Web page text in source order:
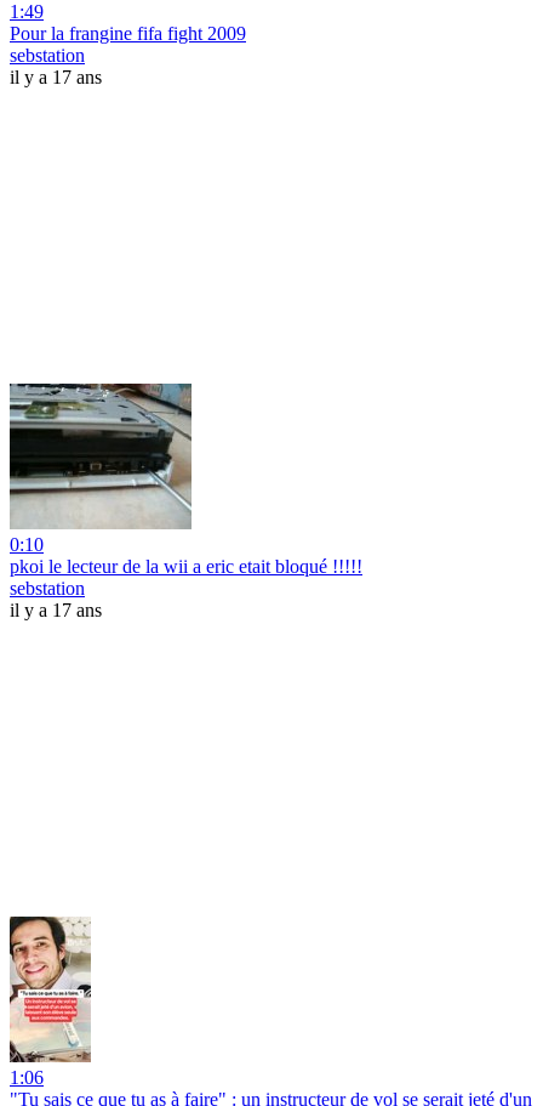
1:49
Pour la frangine fifa fight 2009
sebstation
il y a 17 ans
0:10
pkoi le lecteur de la wii a eric etait bloqué !!!!!
sebstation
il y a 17 ans
1:06
"Tu sais ce que tu as à faire" : un instructeur de vol se serait jeté d'un